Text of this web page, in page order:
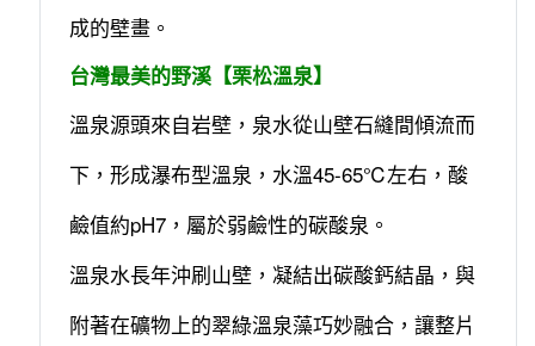
成的壁畫。
台灣最美的野溪【栗松溫泉】
溫泉源頭來自岩壁，泉水從山壁石縫間傾流而
下，形成瀑布型溫泉，水溫45-65℃左右，酸
鹼值約pH7，屬於弱鹼性的碳酸泉。
溫泉水長年沖刷山壁，凝結出碳酸鈣結晶，與
附著在礦物上的翠綠溫泉藻巧妙融合，讓整片